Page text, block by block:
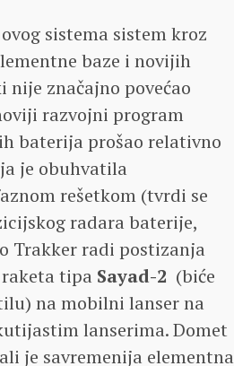
sistema sistem kroz
baze i novijih
značajno povećao
razvojni program
baterija prošao relativno
je obuhvatila
rešetkom (tvrdi se
radara baterije,
Trakker radi postizanja
tipa Sayad-2 (biće
na mobilni lanser na
lanserima. Domet
je savremenija elementna